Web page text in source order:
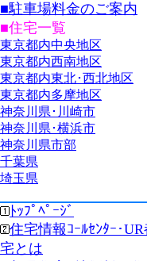
■駐車場料金のご案内
■住宅一覧
東京都内中央地区
東京都内西南地区
東京都内東北･西北地区
東京都内多摩地区
神奈川県･川崎市
神奈川県･横浜市
神奈川県市部
千葉県
埼玉県
ﾄｯﾌﾟﾍﾟｰｼﾞ
住宅情報ｺｰﾙｾﾝﾀｰ･
宅とは